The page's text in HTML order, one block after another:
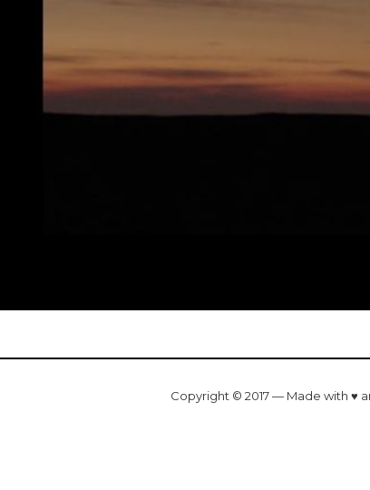
Copyright © 2017 — Made with ♥